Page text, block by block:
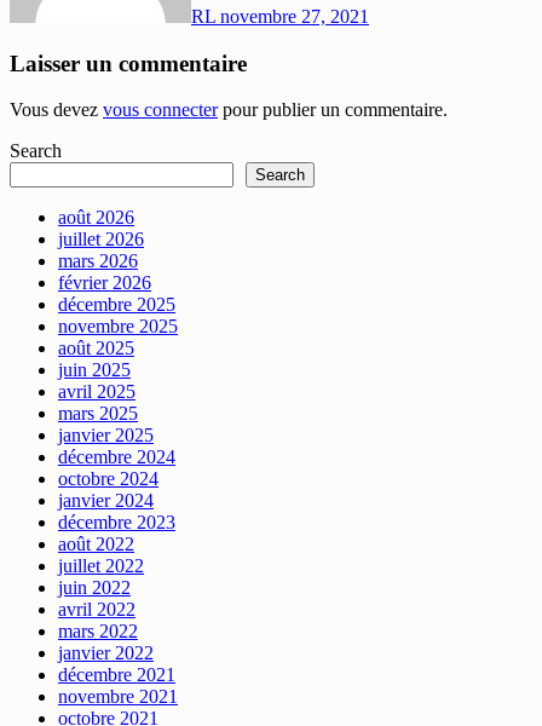
RL novembre 27, 2021
Laisser un commentaire
Vous devez vous connecterpour publier un commentaire.
Search
Search
août 2026
juillet 2026
mars 2026
février 2026
décembre 2025
novembre 2025
août 2025
juin 2025
avril 2025
mars 2025
janvier 2025
décembre 2024
octobre 2024
janvier 2024
décembre 2023
août 2022
juillet 2022
juin 2022
avril 2022
mars 2022
janvier 2022
décembre 2021
novembre 2021
octobre 2021